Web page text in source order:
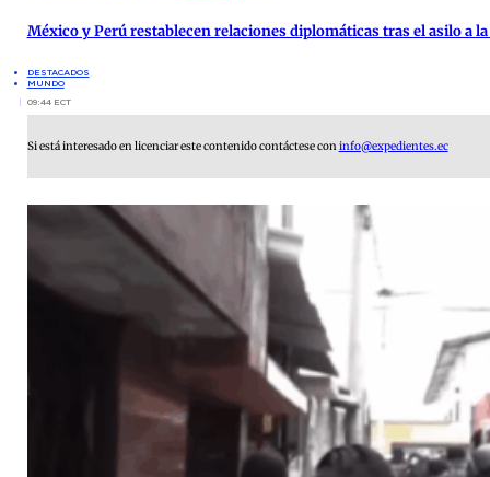
México y Perú restablecen relaciones diplomáticas tras el asilo a
DESTACADOS
MUNDO
09:44 ECT
Si está interesado en licenciar este contenido contáctese coninfo@expedientes.ec